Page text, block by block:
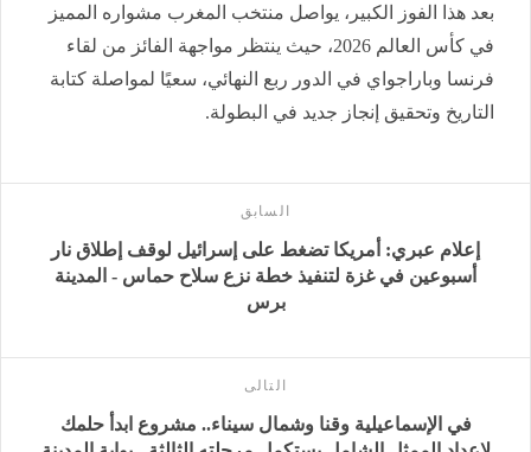
بعد هذا الفوز الكبير، يواصل منتخب المغرب مشواره المميز
في كأس العالم 2026، حيث ينتظر مواجهة الفائز من لقاء
فرنسا وباراجواي في الدور ربع النهائي، سعيًا لمواصلة كتابة
التاريخ وتحقيق إنجاز جديد في البطولة.
السابق
إعلام عبري: أمريكا تضغط على إسرائيل لوقف إطلاق نار
أسبوعين في غزة لتنفيذ خطة نزع سلاح حماس - المدينة
برس
التالى
في الإسماعيلية وقنا وشمال سيناء.. مشروع ابدأ حلمك